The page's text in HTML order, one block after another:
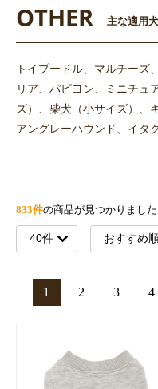
OTHER 主な適用
トイプードル、マルチーズ
リア、パピヨン、ミニチュ
ズ）、柴犬（小サイズ）、
アングレーハウンド、イタ
833件の商品が見つかりました
1 2 3 4